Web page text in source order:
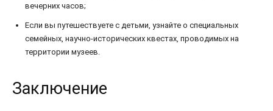
вечерних часов;
Если вы путешествуете с детьми, узнайте о специальных
семейных, научно-исторических квестах, проводимых на
территории музеев.
Заключение